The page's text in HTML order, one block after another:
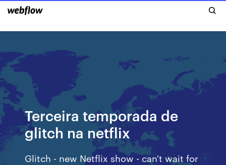
Terceira temporada de
glitch na netflix
Glitch - new Netflix show - can't wait for